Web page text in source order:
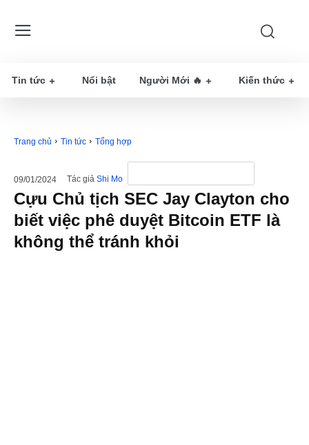
Tin tức Nổi bật Người Mới 🔥 Kiến thức
Trang chủ Tin tức Tổng hợp
09/01/2024 Tác giả Shi Mo
Cựu Chủ tịch SEC Jay Clayton cho
biết việc phê duyệt Bitcoin ETF là
không thể tránh khỏi